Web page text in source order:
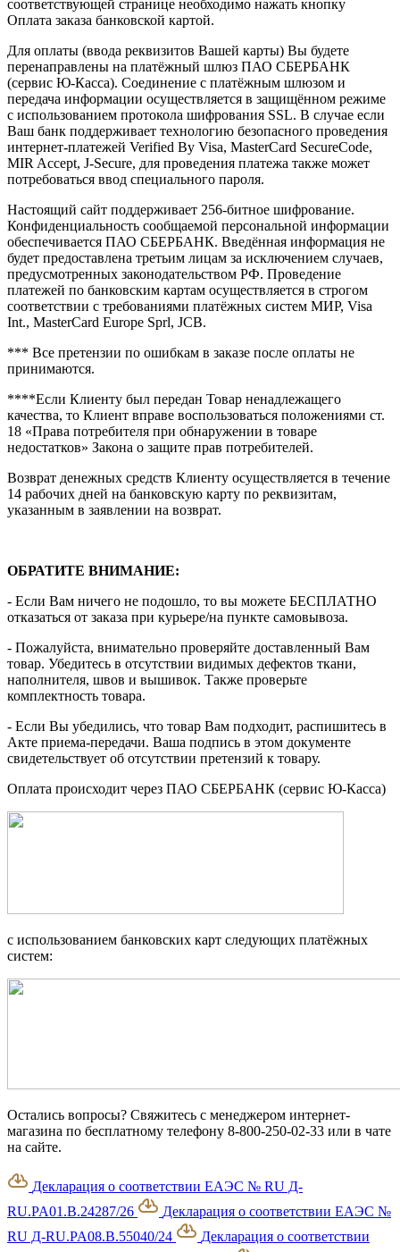
соответствующей странице необходимо нажать кнопку
Оплата заказа банковской картой.
Для оплаты (ввода реквизитов Вашей карты) Вы будете
перенаправлены на платёжный шлюз ПАО СБЕРБАНК
(сервис Ю-Касса). Соединение с платёжным шлюзом и
передача информации осуществляется в защищённом режиме
с использованием протокола шифрования SSL. В случае если
Ваш банк поддерживает технологию безопасного проведения
интернет-платежей Verified By Visa, MasterCard SecureCode,
MIR Accept, J-Secure, для проведения платежа также может
потребоваться ввод специального пароля.
Настоящий сайт поддерживает 256-битное шифрование.
Конфиденциальность сообщаемой персональной информации
обеспечивается ПАО СБЕРБАНК. Введённая информация не
будет предоставлена третьим лицам за исключением случаев,
предусмотренных законодательством РФ. Проведение
платежей по банковским картам осуществляется в строгом
соответствии с требованиями платёжных систем МИР, Visa
Int., MasterCard Europe Sprl, JCB.
*** Все претензии по ошибкам в заказе после оплаты не
принимаются.
****Если Клиенту был передан Товар ненадлежащего
качества, то Клиент вправе воспользоваться положениями ст.
18 «Права потребителя при обнаружении в товаре
недостатков» Закона о защите прав потребителей.
Возврат денежных средств Клиенту осуществляется в течение
14 рабочих дней на банковскую карту по реквизитам,
указанным в заявлении на возврат.
ОБРАТИТЕ ВНИМАНИЕ:
- Если Вам ничего не подошло, то вы можете БЕСПЛАТНО
отказаться от заказа при курьере/на пункте самовывоза.
- Пожалуйста, внимательно проверяйте доставленный Вам
товар. Убедитесь в отсутствии видимых дефектов ткани,
наполнителя, швов и вышивок. Также проверьте
комплектность товара.
- Если Вы убедились, что товар Вам подходит, распишитесь в
Акте приема-передачи. Ваша подпись в этом документе
свидетельствует об отсутствии претензий к товару.
Оплата происходит через ПАО СБЕРБАНК (сервис Ю-Касса)
с использованием банковских карт следующих платёжных
систем:
Остались вопросы? Свяжитесь с менеджером интернет-
магазина по бесплатному телефону 8-800-250-02-33 или в чате
на сайте.
Декларация о соответствии ЕАЭС № RU Д-
RU.PA01.В.24287/26
Декларация о соответствии ЕАЭС №
RU Д-RU.PA08.B.55040/24
Декларация о соответствии